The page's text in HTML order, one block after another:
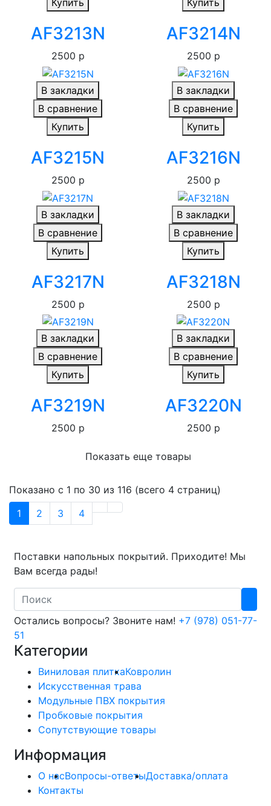
Купить
AF3213N
2500 р
Купить
AF3214N
2500 р
В закладки
В сравнение
Купить
AF3215N
2500 р
В закладки
В сравнение
Купить
AF3216N
2500 р
В закладки
В сравнение
Купить
AF3217N
2500 р
В закладки
В сравнение
Купить
AF3218N
2500 р
В закладки
В сравнение
Купить
AF3219N
2500 р
В закладки
В сравнение
Купить
AF3220N
2500 р
Показать еще товары
Показано с 1 по 30 из 116 (всего 4 страниц)
1
2 3 4
Поставки напольных покрытий. Приходите! Мы
Вам всегда рады!
Search
Остались вопросы? Звоните нам! +7 (978) 051-77-
51
Категории
Виниловая плиткаКовролин
Искусственная трава
Модульные ПВХ покрытия
Пробковые покрытия
Сопутствующие товары
Информация
О насВопросы-ответыДоставка/оплата
Контакты